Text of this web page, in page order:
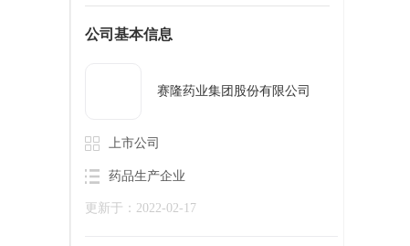
公司基本信息
赛隆药业集团股份有限公司
上市公司
药品生产企业
更新于：2022-02-17